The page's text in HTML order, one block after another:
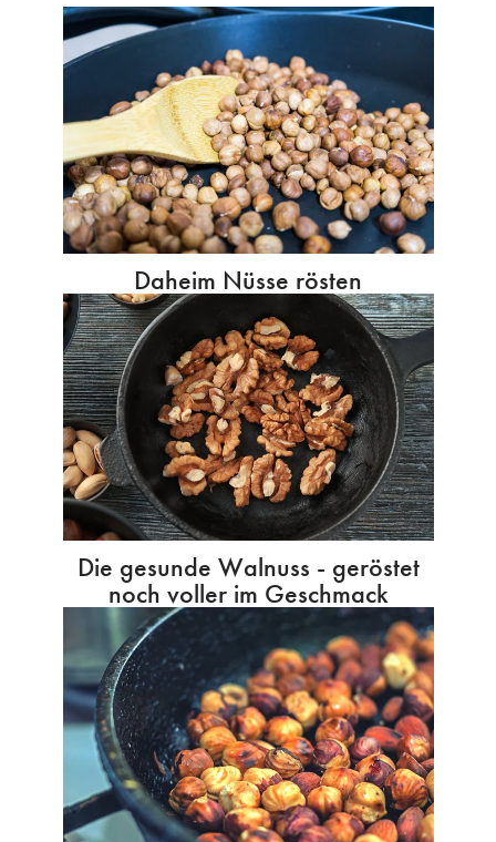
Daheim Nüsse rösten
Die gesunde Walnuss - geröstet
noch voller im Geschmack